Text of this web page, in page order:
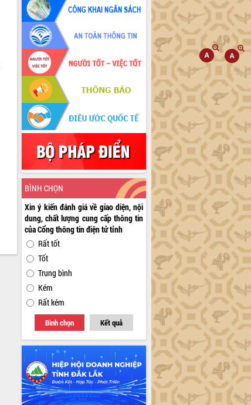
BÌNH CHỌN
Xin ý kiến đánh giá về giao diện, nội
dung, chất lượng cung cấp thông tin
của Cổng thông tin điện tử tỉnh
Rất tốt
Tốt
Trung bình
Kém
Rất kém
Bình chọn Kết quả